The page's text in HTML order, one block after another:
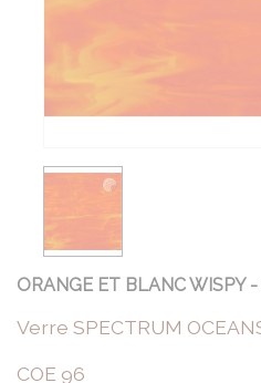
ORANGE ET BLANC WISPY
Verre SPECTRUM
COE 96